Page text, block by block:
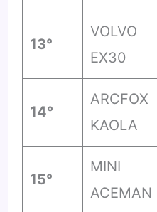
13°
VOLVO
EX30
14°
ARCFOX
KAOLA
15°
MINI
ACEMAN